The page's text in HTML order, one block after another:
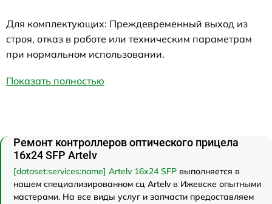
Для комплектующих: Преждевременный выход из
строя, отказ в работе или техническим параметрам
при нормальном использовании.
Показать полностью
Ремонт контроллеров оптического прицела
16x24 SFP Artelv
[dataset:services:name] Artelv 16x24 SFP выполняется в
нашем специализированном сц Artelv в Ижевске опытными
мастерами. На все виды услуг и запчасти предоставляем